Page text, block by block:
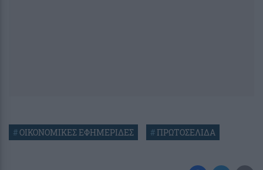
#ΟΙΚΟΝΟΜΙΚΕΣ ΕΦΗΜΕΡΙΔΕΣ #ΠΡΩΤΟΣΕΛΙΔΑ